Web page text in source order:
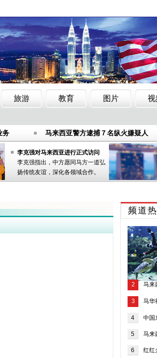
过半 马交通部长：没有放弃搜寻
名阿布沙耶夫武装组织嫌疑人
半 马交通部长：没有放弃搜寻
阿布沙耶夫武装组织嫌疑人
马来西亚警方逮捕７名纵火嫌疑人
李克强对马来西亚进行正式访问
李克强指出，中方愿同马方一道弘
扬传统友谊，深化各领域合作。